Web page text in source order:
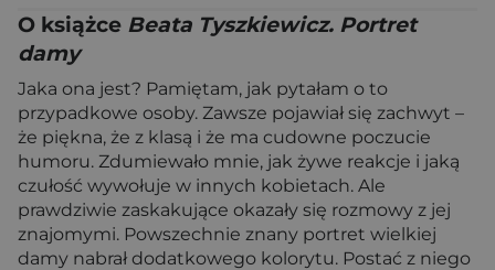
O książce Beata Tyszkiewicz. Portret
damy
Jaka ona jest? Pamiętam, jak pytałam o to
przypadkowe osoby. Zawsze pojawiał się zachwyt –
że piękna, że z klasą i że ma cudowne poczucie
humoru. Zdumiewało mnie, jak żywe reakcje i jaką
czułość wywołuje w innych kobietach. Ale
prawdziwie zaskakujące okazały się rozmowy z jej
znajomymi. Powszechnie znany portret wielkiej
damy nabrał dodatkowego kolorytu. Postać z niego